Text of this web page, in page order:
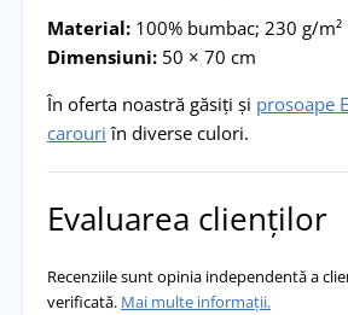
Material: 100% bumbac; 230 g/m²
Dimensiuni:50 × 70 cm
În oferta noastră găsiți și prosoape
carouri în diverse culori.
Evaluarea clienților
Recenziile sunt opinia independentă a
verificată. Mai multe informații.